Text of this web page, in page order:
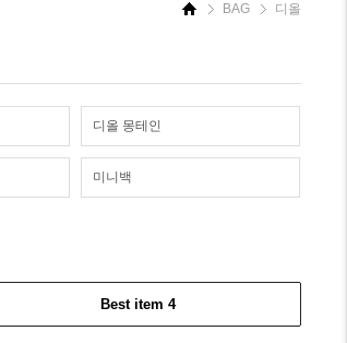
BAG 디올
디올 몽테인
미니백
Best item 4